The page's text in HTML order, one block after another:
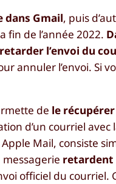
dans Gmail, puis
fin de l’année 2022.
l’envoi du
annuler l’envoi. Si
de le récupérer
d’un courriel
Mail, consiste
messagerie retardent
officiel du courriel.